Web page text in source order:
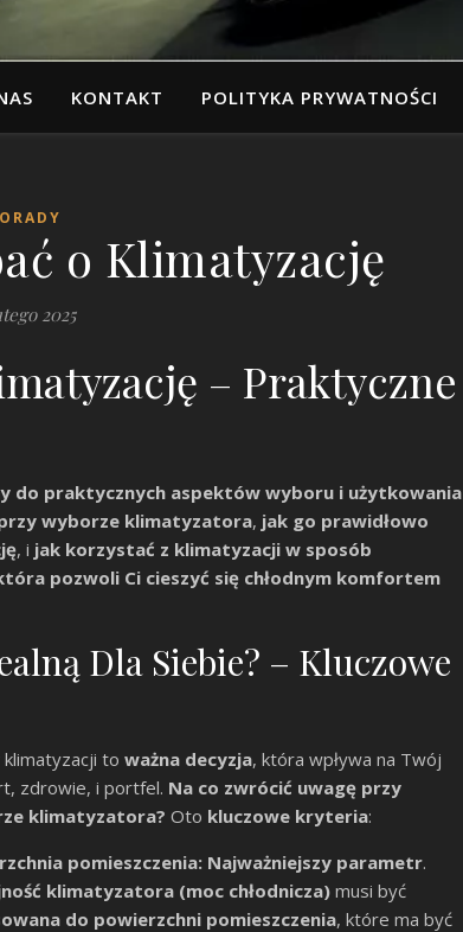
KONTAKT POLITYKA PRYWATNOŚCI
o Klimatyzację
2025
– Praktyczne
do praktycznych aspektów wyboru i użytkowania
wyborze klimatyzatora, jak go prawidłowo
, i jak korzystać z klimatyzacji w sposób
pozwoli Ci cieszyć się chłodnym komfortem
Dla Siebie? – Kluczowe
to ważna decyzja, która wpływa na Twój
zdrowie, i portfel. Na co zwrócić uwagę przy
klimatyzatora? Oto kluczowe kryteria:
pomieszczenia: Najważniejszy parametr.
klimatyzatora (moc chłodnicza) musi być
do powierzchni pomieszczenia, które ma być